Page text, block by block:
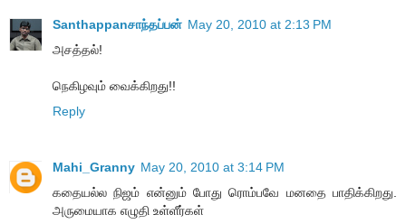
Santhappanசாந்தப்பன் May 20, 2010 at 2:13 PM
அசத்தல்!
நெகிழவும் வைக்கிறது!!
Reply
Mahi_Granny May 20, 2010 at 3:14 PM
கதையல்ல நிஜம் என்னும் போது ரொம்பவே மனதை பாதிக்கிறது.
அருமையாக எழுதி உள்ளீர்கள்